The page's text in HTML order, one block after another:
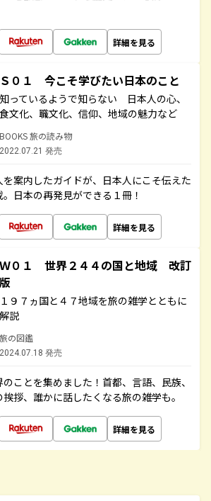
詳細を見る
Ｓ０１ 今こそ学びたい日本のこと
知っているようで知らない 日本人の心、
食文化、職文化、信仰、地域の魅力など
BOOKS 旅の読み物
2022.07.21 発売
を案内したガイドが、日本人にこそ伝えた
日本の再発見ができる１冊！
詳細を見る
Ｗ０１ 世界２４４の国と地域 改訂
版
１９７ヵ国と４７地域を旅の雑学とともに
解説
旅の図鑑
2024.07.18 発売
ことを集めました！首都、言語、民族、
拶、誰かに話したくなる旅の雑学も。
詳細を見る